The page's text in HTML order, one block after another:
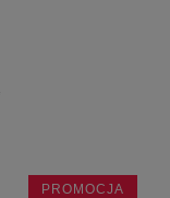
PROMOCJA